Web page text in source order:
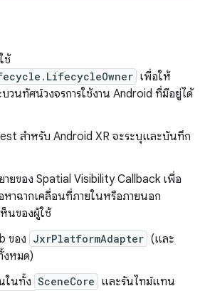
ช้
เพื่อให้
บวนทัศน์วงจรการใช้งาน Android ที่มีอยู่ได้
สำหรับ Android XR จะระบุและบันทึก
ายของ Spatial Visibility Callback เพื่อ
หาฉากเคลื่อนที่ภายในหรือภายนอก
ห็นของผู้ใช้
ของ JxrPlatformAdapter (และ
งหมด)
ในทั้ง SceneCore และรันไทม์แทน